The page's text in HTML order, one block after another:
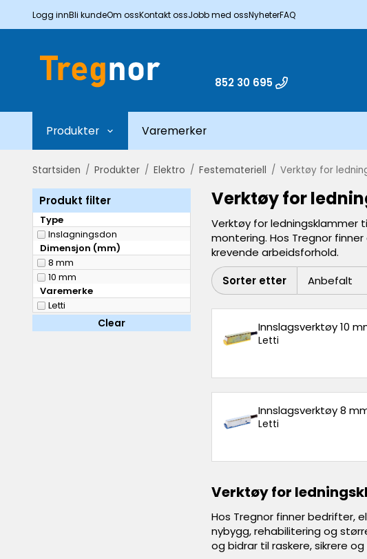
Logg innBli kundeOm ossKontakt ossJobb med ossNyheterFAQ
852 30 695
Produkter Varemerker
Startsiden / Produkter / Elektro / Festemateriell / Verktøy for
Produkt filter
Type
Inslagningsdon
Dimensjon (mm)
8 mm
10 mm
Varemerke
Letti
Clear
Verktøy for
Verktøy for ledningsklammer
montering. Hos Tregnor
krevende arbeidsforhold.
Sorter etter
Innslagsverktøy 10
Letti
Innslagsverktøy 8
Letti
Verktøy for
Hos Tregnor finner bedrifter,
nybygg, rehabilitering og
og bidrar til raskere, sikrere